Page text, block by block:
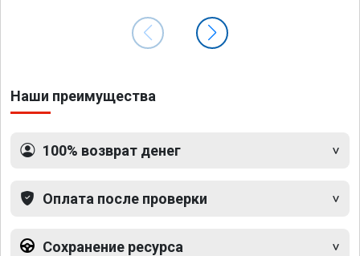
Наши преимущества
100% возврат денег
Оплата после проверки
Сохранение ресурса